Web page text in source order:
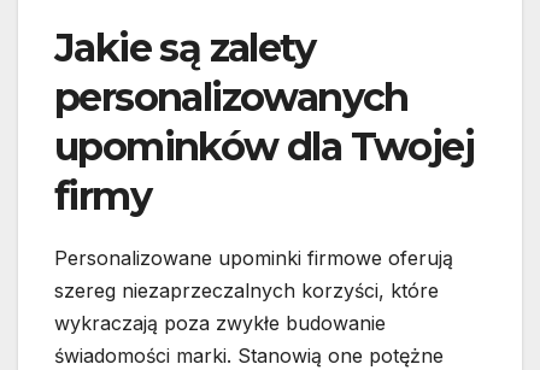
Jakie są zalety
personalizowanych
upominków dla Twojej
firmy
Personalizowane upominki firmowe oferują
szereg niezaprzeczalnych korzyści, które
wykraczają poza zwykłe budowanie
świadomości marki. Stanowią one potężne